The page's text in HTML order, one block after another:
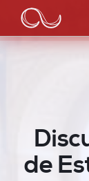
Passar
o
conteúdo
Main
navigation
de